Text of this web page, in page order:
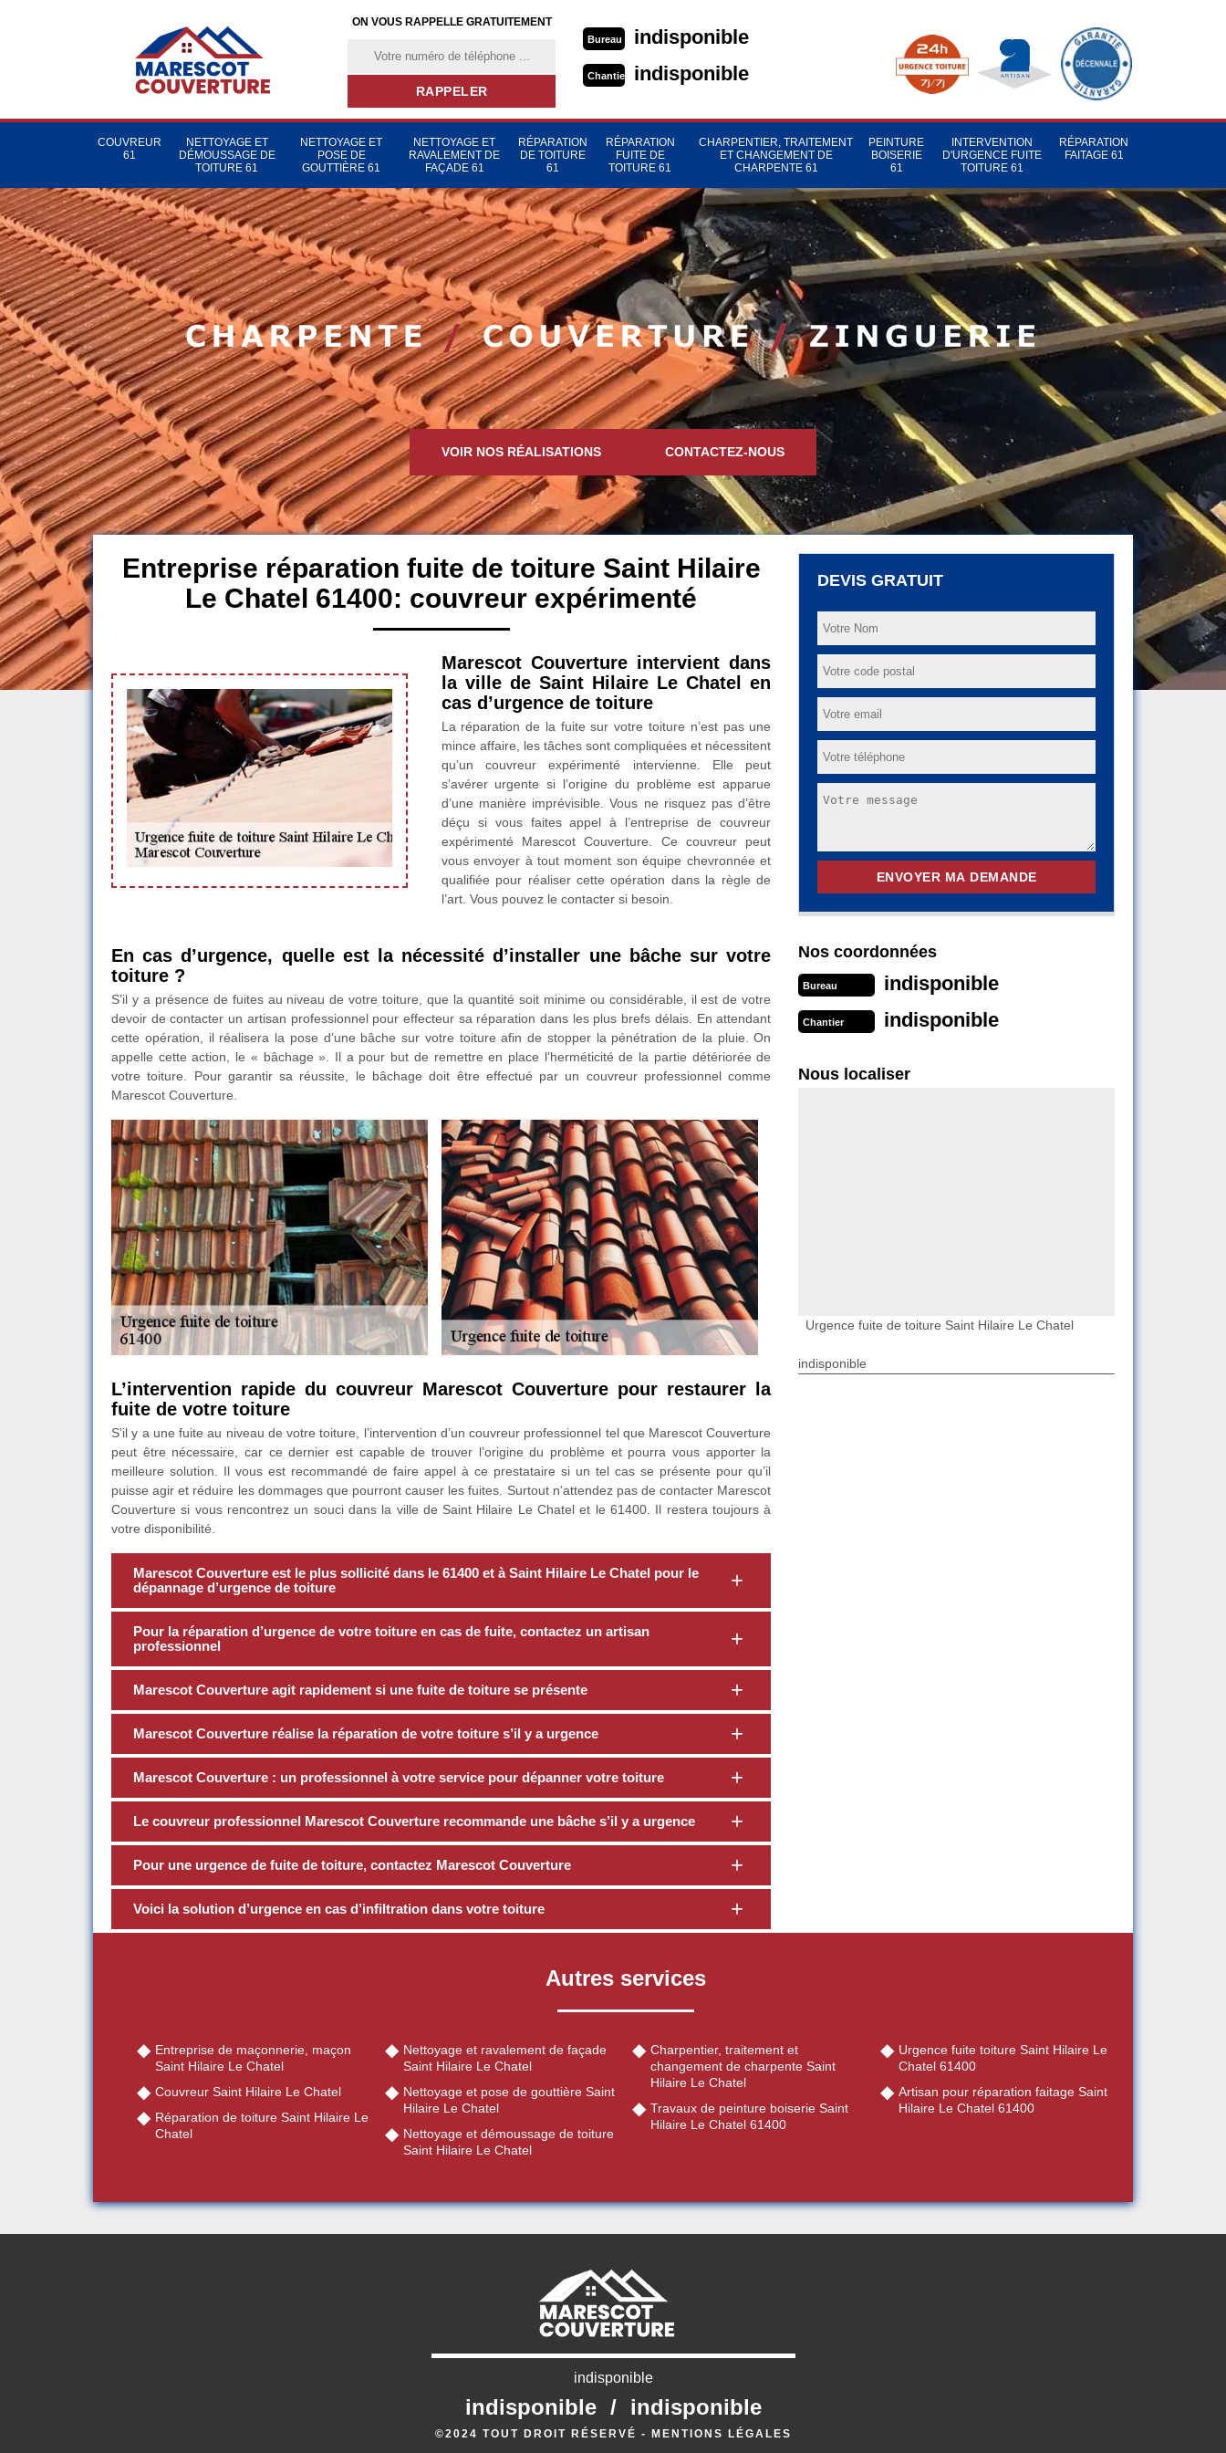
ON VOUS RAPPELLE GRATUITEMENT
Bureau indisponible
Chantier indisponible
COUVREUR
61
NETTOYAGE ET
DÉMOUSSAGE DE
TOITURE 61
NETTOYAGE ET
POSE DE
GOUTTIÈRE 61
NETTOYAGE ET
RAVALEMENT DE
FAÇADE 61
RÉPARATION
DE TOITURE
61
RÉPARATION
FUITE DE
TOITURE 61
CHARPENTIER, TRAITEMENT
ET CHANGEMENT DE
CHARPENTE 61
PEINTURE
BOISERIE
61
INTERVENTION
D'URGENCE FUITE
TOITURE 61
RÉPARATION
FAITAGE 61
VOIR NOS RÉALISATIONS CONTACTEZ-NOUS
Entreprise réparation fuite de toiture Saint Hilaire
Le Chatel 61400: couvreur expérimenté
Marescot Couverture intervient dans
la ville de Saint Hilaire Le Chatel en
cas d’urgence de toiture
La réparation de la fuite sur votre toiture n’est pas une
mince affaire, les tâches sont compliquées et nécessitent
qu’un couvreur expérimenté intervienne. Elle peut
s’avérer urgente si l’origine du problème est apparue
d’une manière imprévisible. Vous ne risquez pas d’être
déçu si vous faites appel à l’entreprise de couvreur
expérimenté Marescot Couverture. Ce couvreur peut
vous envoyer à tout moment son équipe chevronnée et
qualifiée pour réaliser cette opération dans la règle de
l’art. Vous pouvez le contacter si besoin.
En cas d’urgence, quelle est la nécessité d’installer une bâche sur votre
toiture ?
S’il y a présence de fuites au niveau de votre toiture, que la quantité soit minime ou considérable, il est de votre
devoir de contacter un artisan professionnel pour effecteur sa réparation dans les plus brefs délais. En attendant
cette opération, il réalisera la pose d’une bâche sur votre toiture afin de stopper la pénétration de la pluie. On
appelle cette action, le « bâchage ». Il a pour but de remettre en place l’herméticité de la partie détériorée de
votre toiture. Pour garantir sa réussite, le bâchage doit être effectué par un couvreur professionnel comme
Marescot Couverture.
L’intervention rapide du couvreur Marescot Couverture pour restaurer la
fuite de votre toiture
S’il y a une fuite au niveau de votre toiture, l’intervention d’un couvreur professionnel tel que Marescot Couverture
peut être nécessaire, car ce dernier est capable de trouver l’origine du problème et pourra vous apporter la
meilleure solution. Il vous est recommandé de faire appel à ce prestataire si un tel cas se présente pour qu’il
puisse agir et réduire les dommages que pourront causer les fuites. Surtout n’attendez pas de contacter Marescot
Couverture si vous rencontrez un souci dans la ville de Saint Hilaire Le Chatel et le 61400. Il restera toujours à
votre disponibilité.
Marescot Couverture est le plus sollicité dans le 61400 et à Saint Hilaire Le Chatel pour le
dépannage d’urgence de toiture
Pour la réparation d’urgence de votre toiture en cas de fuite, contactez un artisan
professionnel
Marescot Couverture agit rapidement si une fuite de toiture se présente
Marescot Couverture réalise la réparation de votre toiture s’il y a urgence
Marescot Couverture : un professionnel à votre service pour dépanner votre toiture
Le couvreur professionnel Marescot Couverture recommande une bâche s’il y a urgence
Pour une urgence de fuite de toiture, contactez Marescot Couverture
Voici la solution d’urgence en cas d’infiltration dans votre toiture
DEVIS GRATUIT
Nos coordonnées
Bureau indisponible
Chantier indisponible
Nous localiser
Urgence fuite de toiture Saint Hilaire Le Chatel
indisponible
Autres services
Entreprise de maçonnerie, maçon
Saint Hilaire Le Chatel
Couvreur Saint Hilaire Le Chatel
Réparation de toiture Saint Hilaire Le
Chatel
Nettoyage et ravalement de façade
Saint Hilaire Le Chatel
Nettoyage et pose de gouttière Saint
Hilaire Le Chatel
Nettoyage et démoussage de toiture
Saint Hilaire Le Chatel
Charpentier, traitement et
changement de charpente Saint
Hilaire Le Chatel
Travaux de peinture boiserie Saint
Hilaire Le Chatel 61400
Urgence fuite toiture Saint Hilaire Le
Chatel 61400
Artisan pour réparation faitage Saint
Hilaire Le Chatel 61400
indisponible
indisponible / indisponible
©2024 TOUT DROIT RÉSERVÉ - MENTIONS LÉGALES